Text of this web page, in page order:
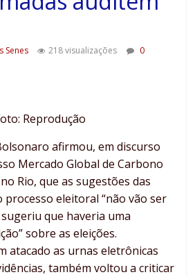
Senes 218 visualizações
0
Reprodução
afirmou, em discurso
Mercado Global de Carbono
Rio, que as sugestões das
processo eleitoral “não vão ser
que haveria uma
sobre as eleições.
atacado as urnas eletrônicas
também voltou a criticar